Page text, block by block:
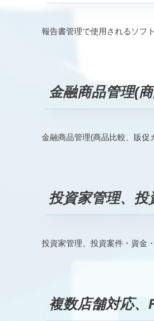
報告書管理で使用されるソフ
金融商品管理(
金融商品管理(商品比較、販促
投資家管理、
投資家管理、投資案件・資金
複数店舗対応、